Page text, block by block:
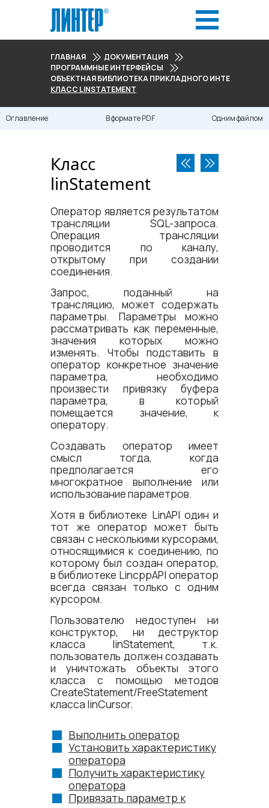
ГЛАВНАЯ
ДОКУМЕНТАЦИЯ
ПРОГРАММНЫЕ ИНТЕРФЕЙСЫ
ОБЪЕКТНАЯ БИБЛИОТЕКА ПРИКЛАДНОГО ИНТЕРФЕЙСА
КЛАСС LINSTATEMENT
Оглавление В формате PDF Одним файлом
Класс
linStatement
Оператор является результатом
трансляции SQL-запроса.
Операция трансляции
проводится по каналу,
открытому при создании
соединения.
Запрос, поданный на
трансляцию, может содержать
параметры. Параметры можно
рассматривать как переменные,
значения которых можно
изменять. Чтобы подставить в
оператор конкретное значение
параметра, необходимо
произвести привязку буфера
параметра, в который
помещается значение, к
оператору.
Создавать оператор имеет
смысл тогда, когда
предполагается его
многократное выполнение или
использование параметров.
Хотя в библиотеке LinAPI один и
тот же оператор может быть
связан с несколькими курсорами,
относящимися к соединению, по
которому был создан оператор,
в библиотеке LincppAPI оператор
всегда связан только с одним
курсором.
Пользователю недоступен ни
конструктор, ни деструктор
класса linStatement, т.к.
пользователь должен создавать
и уничтожать объекты этого
класса с помощью методов
CreateStatement/FreeStatement
класса linCursor.
Выполнить оператор
Установить характеристику
оператора
Получить характеристику
оператора
Привязать параметр к